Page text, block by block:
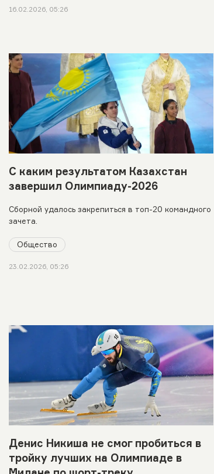
16.02.2026, 05:26
С каким результатом Казахстан
завершил Олимпиаду-2026
Сборной удалось закрепиться в топ-20 командного
зачета.
Общество
23.02.2026, 05:26
Денис Никиша не смог пробиться в
тройку лучших на Олимпиаде в